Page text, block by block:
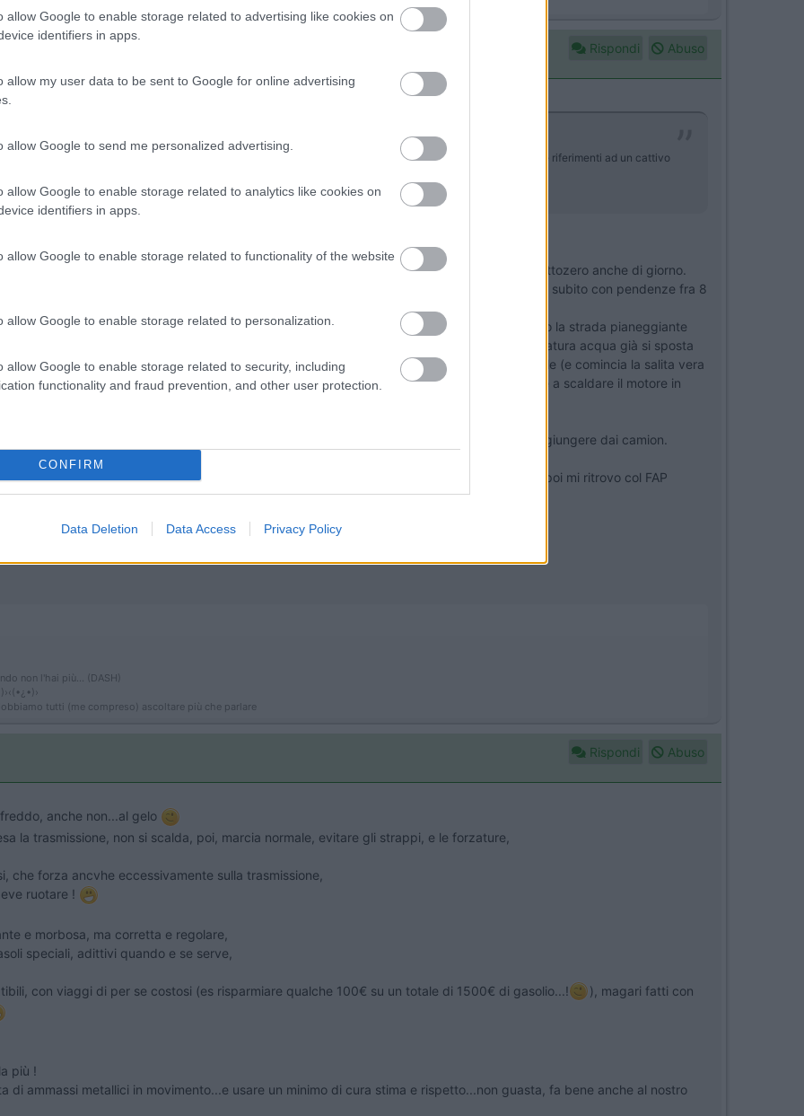
allow Google to enable storage related to advertising like cookies on
identifiers in apps.
allow my user data to be sent to Google for online advertising
allow Google to send me personalized advertising.
allow Google to enable storage related to analytics like cookies on
identifiers in apps.
allow Google to enable storage related to functionality of the website
allow Google to enable storage related to personalization.
allow Google to enable storage related to security, including
functionality and fraud prevention, and other user protection.
CONFIRM
Data Deletion Data Access Privacy Policy
Rispondi Abuso
a ritirare il camper nuovo !! Challenger 396 Leggendo il forum , in diversi thread mi è capitato di leggere riferimenti ad un cattivo
...
che ho adottato per le partenze invernali.
a fine febbraio. La temperatura spesso scende anche sotto i -20°C e rimane sottozero anche di giorno.
è assai freddo. Per venire via da Livigno se prendi la salita del Foscagno essa attacca subito con pendenze fra 8
via di questo tipo.
le 11 del mattino), e anziché immetterci direttamente su per il Foscagno, percorriamo la strada pianeggiante
Hotel Forcola e ritorno. Sono 15 Km in più fatti al piccolo trotto, la lancetta della temperatura acqua già si sposta
strada sale abbastanza dolcemente fino al distributore ESSO, dove s'immette nella Nazionale (e comincia la salita vera
in un Km di salita l'acqua è in temperatura. Ci si mette lo stesso tempo che a scaldare il motore in
anche l'olio del cambio (vedi il contributo di Peo).
se si deve sorpassare una fila di camion a 120, finito il sorpasso rallento senza farmi raggiungere dai camion.
una valutazione del rapporto costi/benefici: se per risparmiare qualche litro di gasolio poi mi ritrovo col FAP
non l'hai più... (DASH)
tutti (me compreso) ascoltare più che parlare
Rispondi Abuso
anche non...al gelo
la trasmissione, non si scalda, poi, marcia normale, evitare gli strappi, e le forzature,
forza ancvhe eccessivamente sulla trasmissione,
ruotare !
e morbosa, ma corretta e regolare,
speciali, adittivi quando e se serve,
con viaggi di per se costosi (es risparmiare qualche 100€ su un totale di 1500€ di gasolio...!
), magari fatti con
più !
di ammassi metallici in movimento...e usare un minimo di cura stima e rispetto...non guasta, fa bene anche al nostro